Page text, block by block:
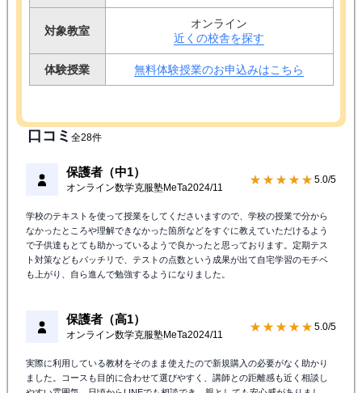
対象教室
オンライン
近くの校舎を探す
体験授業 無料体験授業のお申込みはこちら
口コミ 全28件
保護者（中1）
オンライン数学克服塾MeTa2024/11
★★★★★ 5.0/5
学校のテキストを使って授業をしてくださいますので、学校の授業で分から
なかったところや理解できなかった箇所などをすぐに教えていただけるよう
で子供達もとても助かっているようで良かったと思っております。定期テス
ト対策などもバッチリで、テストの点数という成果が出て自宅学習のモチベ
も上がり、自ら進んで勉強するようになりました。
保護者（高1）
オンライン数学克服塾MeTa2024/11
★★★★★ 5.0/5
実際に利用している教材をそのまま使えたので新規購入の必要がなく助かり
ました。コースも目的に合わせて選びやすく、講師との距離感も近く相談し